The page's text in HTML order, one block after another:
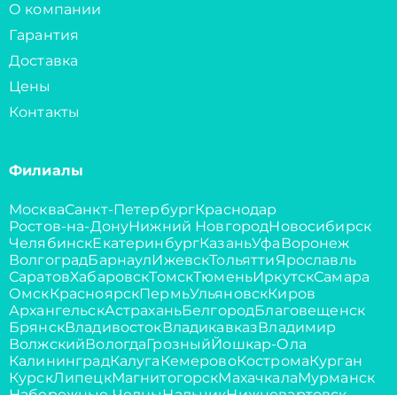
О компании
Гарантия
Доставка
Цены
Контакты
Филиалы
МоскваСанкт-ПетербургКраснодар
Ростов-на-ДонуНижний НовгородНовосибирск
ЧелябинскЕкатеринбургКазаньУфаВоронеж
ВолгоградБарнаулИжевскТольяттиЯрославль
СаратовХабаровскТомскТюменьИркутскСамара
ОмскКрасноярскПермьУльяновскКиров
АрхангельскАстраханьБелгородБлаговещенск
БрянскВладивостокВладикавказВладимир
ВолжскийВологдаГрозныйЙошкар-Ола
КалининградКалугаКемеровоКостромаКурган
КурскЛипецкМагнитогорскМахачкалаМурманск